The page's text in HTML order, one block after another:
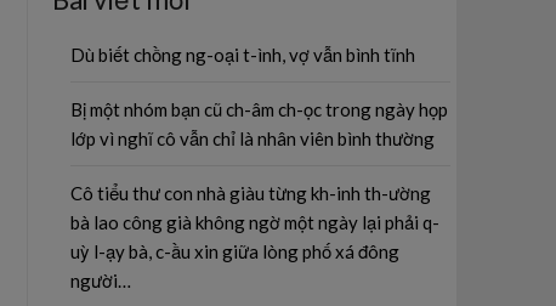
Dù biết chồng ng-oại t-ình, vợ vẫn bình tĩnh
Bị một nhóm bạn cũ ch-âm ch-ọc trong ngày họp
lớp vì nghĩ cô vẫn chỉ là nhân viên bình thường
Cô tiểu thư con nhà giàu từng kh-inh th-ường
bà lao công già không ngờ một ngày lại phải q-
uỳ l-ạy bà, c-ầu xin giữa lòng phố xá đông
người…